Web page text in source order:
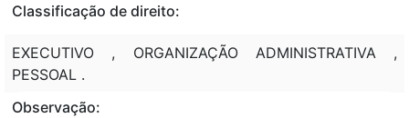
Classificação de direito:
EXECUTIVO , ORGANIZAÇÃO ADMINISTRATIVA ,
PESSOAL .
Observação: